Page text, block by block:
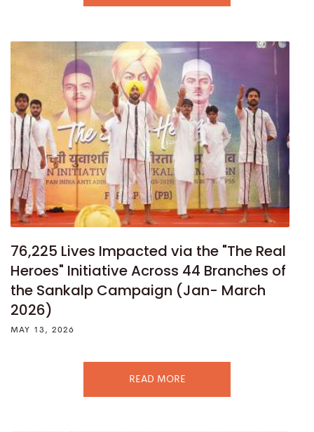
76,225 Lives Impacted via the "The Real
Heroes" Initiative Across 44 Branches of
the Sankalp Campaign (Jan- March
2026)
MAY 13, 2026
READ MORE